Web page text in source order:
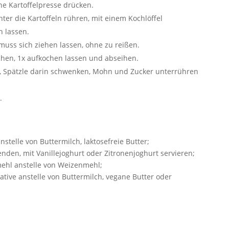
Kartoffelpresse drücken.
die Kartoffeln rühren, mit einem Kochlöffel
lassen.
sich ziehen lassen, ohne zu reißen.
1x aufkochen lassen und abseihen.
darin schwenken, Mohn und Zucker unterrühren
von Buttermilch, laktosefreie Butter;
mit Vanillejoghurt oder Zitronenjoghurt servieren;
anstelle von Weizenmehl;
anstelle von Buttermilch, vegane Butter oder